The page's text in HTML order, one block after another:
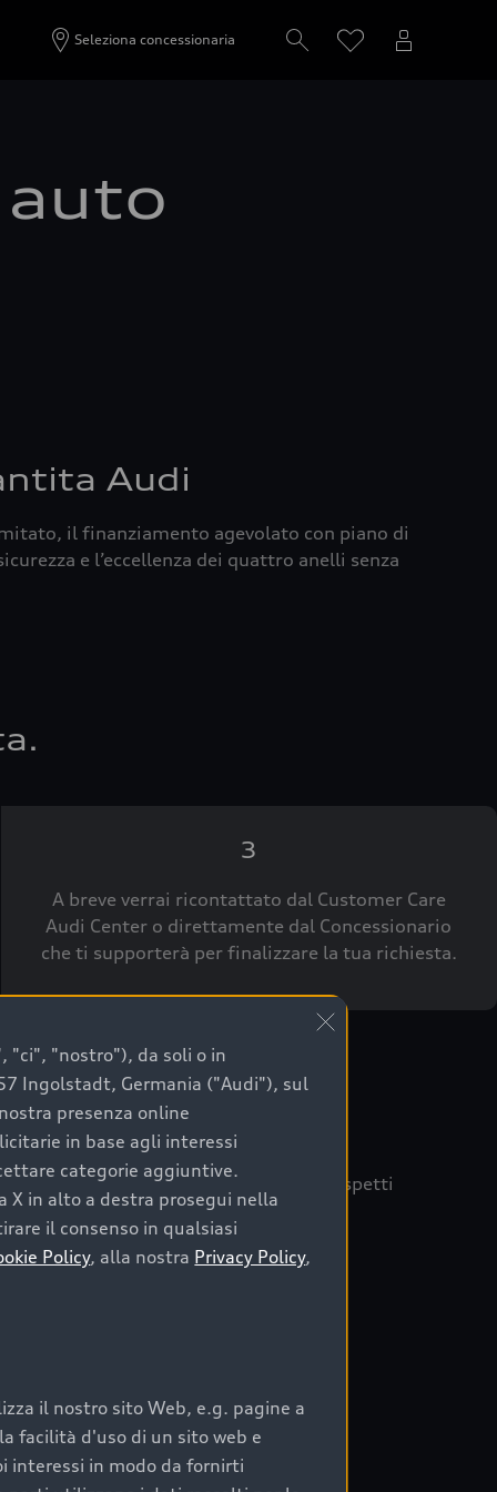
Seleziona concessionaria
Audi
il finanziamento agevolato con piano di
e l’eccellenza dei quattro anelli senza
3
A breve verrai ricontattato dal Customer Care
Audi Center o direttamente dal Concessionario
che ti supporterà per finalizzare la tua richiesta.
sicuro, è essenziale considerare aspetti
Prima Scelta :plus
nel tempo;
"ci", "nostro"), da soli o in
Ingolstadt, Germania ("Audi"), sul
presenza online
in base agli interessi
categorie aggiuntive.
in alto a destra prosegui nella
il consenso in qualsiasi
Policy, alla nostra Privacy Policy,
il nostro sito Web, e.g. pagine a
facilità d'uso di un sito web e
interessi in modo da fornirti